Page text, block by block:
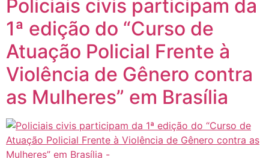
Policiais civis participam da
1ª edição do “Curso de
Atuação Policial Frente à
Violência de Gênero contra
as Mulheres” em Brasília